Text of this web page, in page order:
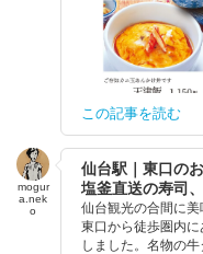
この記事を読む
mogur
a.nek
o
仙台駅｜東口の
塩釜直送の寿司
仙台観光の合間に
東口から徒歩圏内
しました。名物の